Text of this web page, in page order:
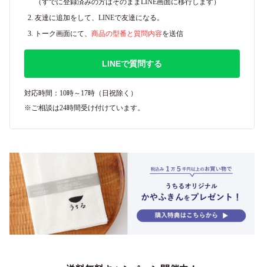
（すでに登録済みの方はそのままLINE画面に移行します）
友達に追加をして、LINEで友達になる。
トーク画面にて、 商品の型番と質問内容を送信
LINEで質問する
対応時間：10時～17時（日祝除く）
※ご相談は24時間受け付けています。